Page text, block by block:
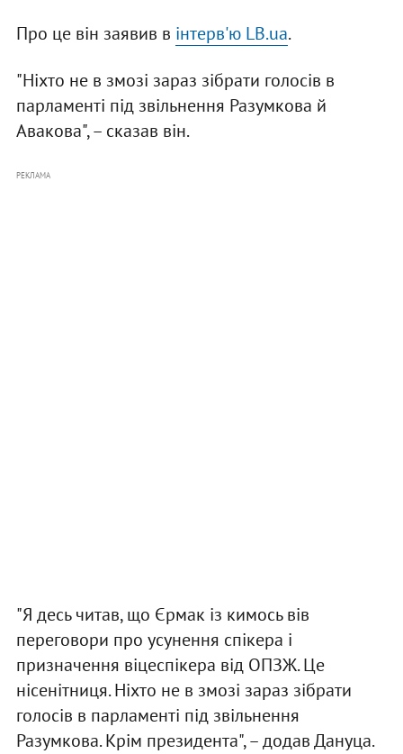
Про це він заявив в інтерв'ю LB.ua.
"Ніхто не в змозі зараз зібрати голосів в
парламенті під звільнення Разумкова й
Авакова", – сказав він.
РЕКЛАМА
"Я десь читав, що Єрмак із кимось вів
переговори про усунення спікера і
призначення віцеспікера від ОПЗЖ. Це
нісенітниця. Ніхто не в змозі зараз зібрати
голосів в парламенті під звільнення
Разумкова. Крім президента", – додав Дануца.